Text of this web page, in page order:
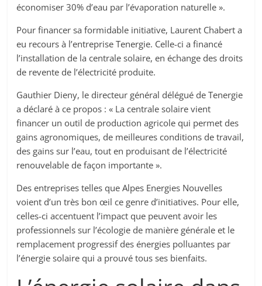
économiser 30% d’eau par l’évaporation naturelle ».
Pour financer sa formidable initiative, Laurent Chabert a
eu recours à l’entreprise Tenergie. Celle-ci a financé
l’installation de la centrale solaire, en échange des droits
de revente de l’électricité produite.
Gauthier Dieny, le directeur général délégué de Tenergie
a déclaré à ce propos : « La centrale solaire vient
financer un outil de production agricole qui permet des
gains agronomiques, de meilleures conditions de travail,
des gains sur l’eau, tout en produisant de l’électricité
renouvelable de façon importante ».
Des entreprises telles que Alpes Energies Nouvelles
voient d’un très bon œil ce genre d’initiatives. Pour elle,
celles-ci accentuent l’impact que peuvent avoir les
professionnels sur l’écologie de manière générale et le
remplacement progressif des énergies polluantes par
l’énergie solaire qui a prouvé tous ses bienfaits.